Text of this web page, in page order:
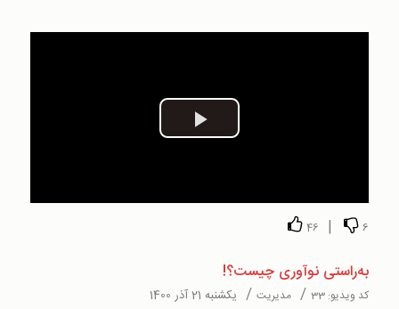
Play
6
|
46
به‌راستی نوآوری چیست؟!
کد ویدیو: 33
/ مدیریت/ یکشنبه 21 آذر 1400